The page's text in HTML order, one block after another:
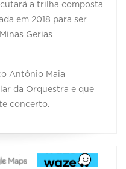
a trilha composta
em 2018 para ser
Gerias
Antônio Maia
da Orquestra e que
concerto.